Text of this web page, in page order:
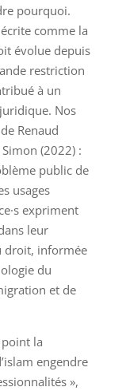
pourquoi.
comme la
évolue depuis
restriction
à un
Nos
Renaud
(2022) :
public de
usages
expriment
leur
droit, informée
du
et de
la
engendre
»,